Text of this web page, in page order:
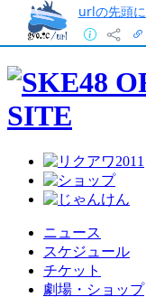
urlの先頭